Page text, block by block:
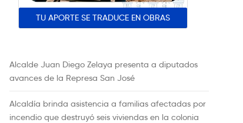
TU APORTE SE TRADUCE EN OBRAS
Alcalde Juan Diego Zelaya presenta a diputados
avances de la Represa San José
Alcaldía brinda asistencia a familias afectadas por
incendio que destruyó seis viviendas en la colonia